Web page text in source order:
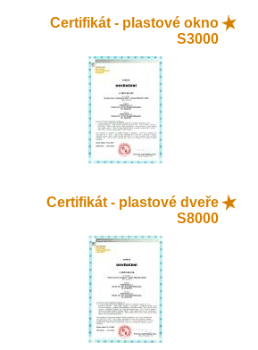
Certifikát - plastové okno
S3000
Certifikát - plastové dveře
S8000